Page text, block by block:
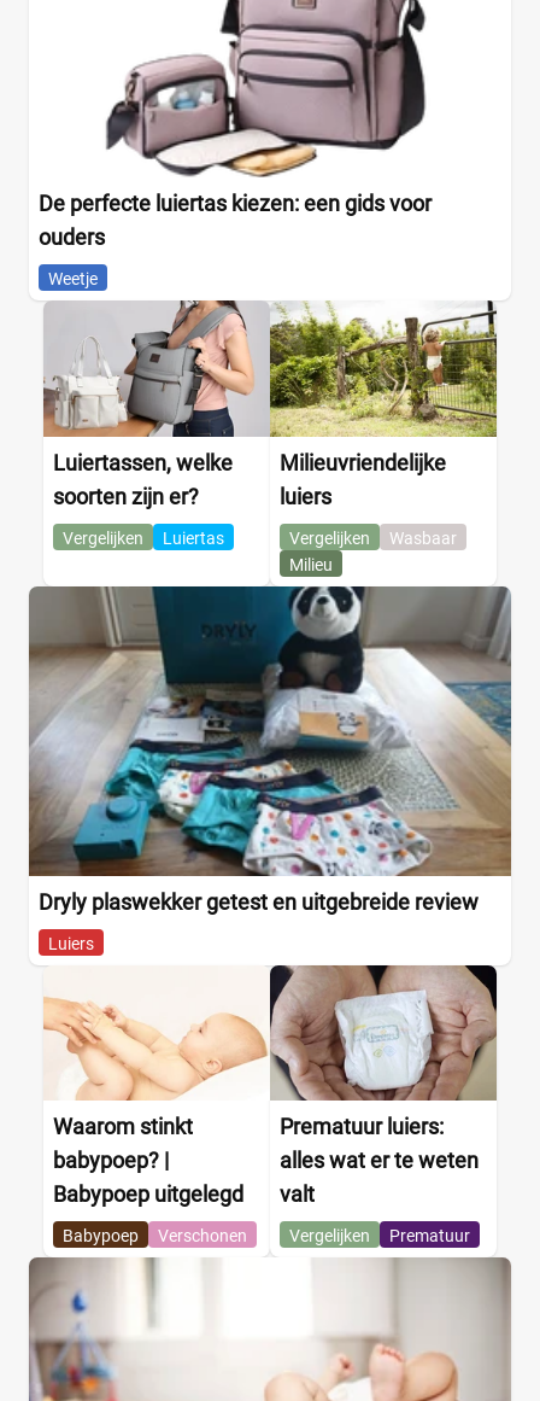
De perfecte luiertas kiezen: een gids voor
ouders
Weetje
Luiertassen, welke
soorten zijn er?
Vergelijken Luiertas
Milieuvriendelijke
luiers
Vergelijken
Wasbaar
Milieu
Dryly plaswekker getest en uitgebreide review
Luiers
Waarom stinkt
babypoep? |
Babypoep uitgelegd
Babypoep Verschonen
Prematuur luiers:
alles wat er te weten
valt
Vergelijken Prematuur